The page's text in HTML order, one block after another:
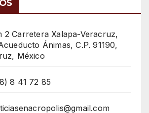
2 Carretera Xalapa-Veracruz,
Ánimas, C.P. 91190,
México
8 41 72 85